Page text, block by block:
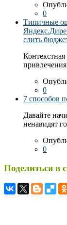
0
Типичные
слить
0
7 способов
Давайте
ненавидят
0
Поделиться в